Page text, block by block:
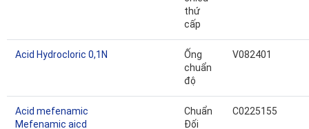
thứ
cấp
Acid Hydrocloric 0,1N
Ống
chuẩn
độ
V082401
Acid mefenamic
Mefenamic aicd
Chuẩn
Đối
C0225155